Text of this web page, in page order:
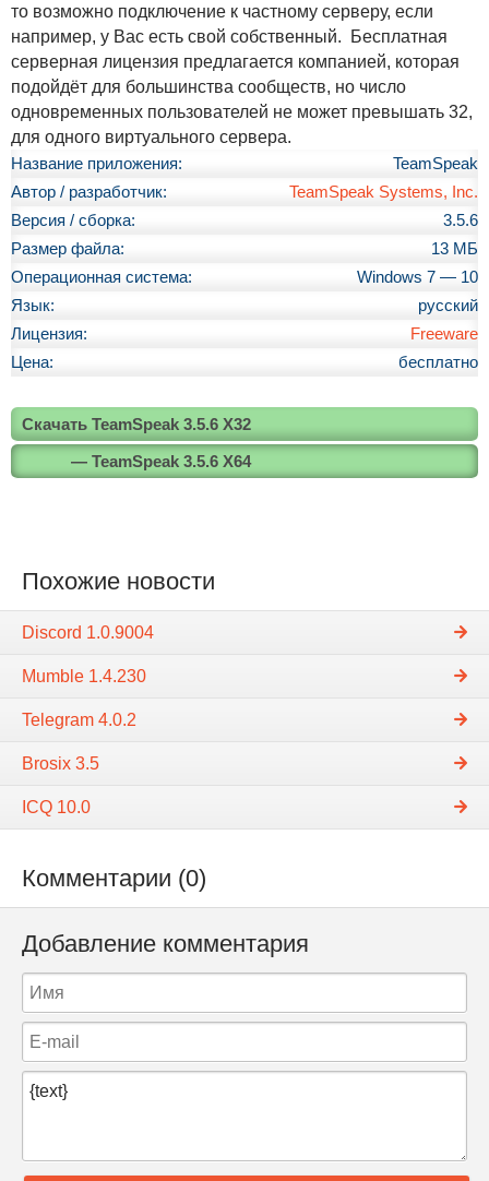
то возможно подключение к частному серверу, если
например, у Вас есть свой собственный. Бесплатная
серверная лицензия предлагается компанией, которая
подойдёт для большинства сообществ, но число
одновременных пользователей не может превышать 32,
для одного виртуального сервера.
Название приложения:
TeamSpeak
Автор / разработчик:
TeamSpeak Systems, Inc.
Версия / сборка:
3.5.6
Размер файла:
13 МБ
Операционная система:
Windows 7 — 10
Язык:
русский
Лицензия:
Freeware
Цена:
бесплатно
Скачать TeamSpeak 3.5.6 X32
— TeamSpeak 3.5.6 X64
Похожие новости
Discord 1.0.9004
Mumble 1.4.230
Telegram 4.0.2
Brosix 3.5
ICQ 10.0
Комментарии (0)
Добавление комментария